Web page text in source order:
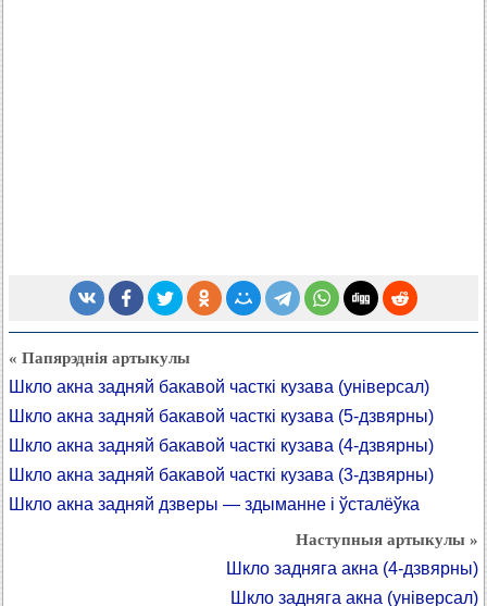
« Папярэднія артыкулы
Шкло акна задняй бакавой часткі кузава (універсал)
Шкло акна задняй бакавой часткі кузава (5-дзвярны)
Шкло акна задняй бакавой часткі кузава (4-дзвярны)
Шкло акна задняй бакавой часткі кузава (3-дзвярны)
Шкло акна задняй дзверы — здыманне і ўсталёўка
Наступныя артыкулы »
Шкло задняга акна (4-дзвярны)
Шкло задняга акна (універсал)